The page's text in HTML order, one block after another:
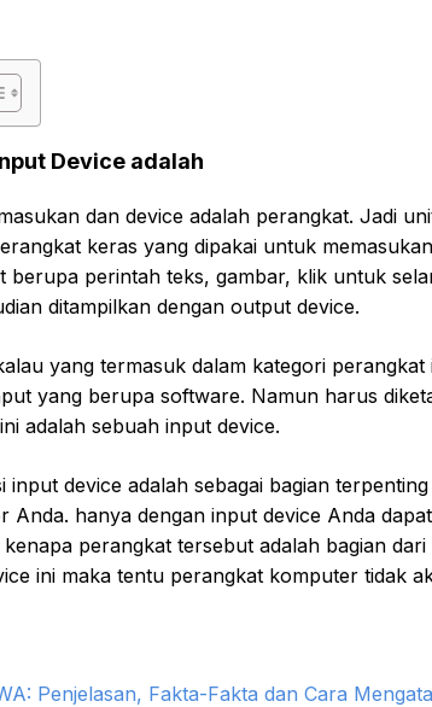
Device adalah
dan device adalah perangkat. Jadi
keras yang dipakai untuk
berupa perintah teks, gambar, klik untuk
ditampilkan dengan output device.
yang termasuk dalam kategori
yang berupa software. Namun harus
adalah sebuah input device.
input device adalah sebagai bagian
Anda. hanya dengan input device Anda
perangkat tersebut adalah bagian
ini maka tentu perangkat komputer tidak
Penjelasan, Fakta-Fakta dan Cara